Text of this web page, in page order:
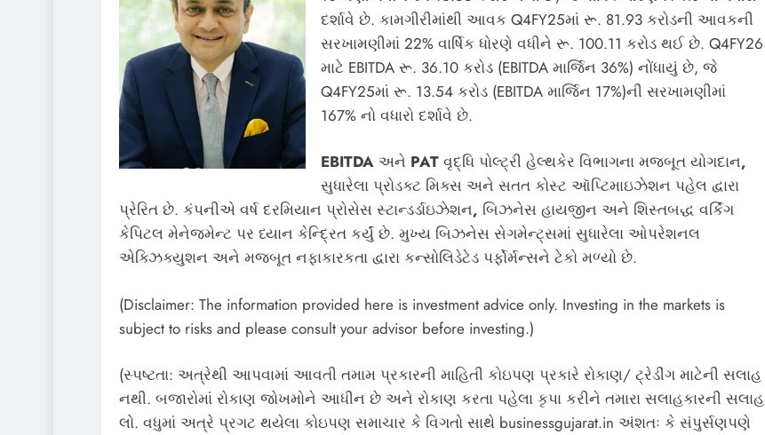
દર્શાવે છે. કામગીરીમાંથી આવક Q4FY25માં રૂ. 81.93 કરોડની આવકની
સરખામણીમાં 22% વાર્ષિક ધોરણે વધીને રૂ. 100.11 કરોડ થઈ છે. Q4FY26
માટે EBITDA રૂ. 36.10 કરોડ (EBITDA માર્જિન 36%) નોંધાયું છે, જે
Q4FY25માં રૂ. 13.54 કરોડ (EBITDA માર્જિન 17%)ની સરખામણીમાં
167% નો વધારો દર્શાવે છે.
EBITDA અને PAT વૃદ્ધિ પોલ્ટ્રી હેલ્થકેર વિભાગના મજબૂત યોગદાન,
સુધારેલા પ્રોડક્ટ મિક્સ અને સતત કોસ્ટ ઑપ્ટિમાઇઝેશન પહેલ દ્વારા
પ્રેરિત છે. કંપનીએ વર્ષ દરમિયાન પ્રોસેસ સ્ટાન્ડર્ડાઇઝેશન, બિઝનેસ હાયજીન અને શિસ્તબદ્ધ વર્કિંગ
કેપિટલ મેનેજમેન્ટ પર ધ્યાન કેન્દ્રિત કર્યું છે. મુખ્ય બિઝનેસ સેગમેન્ટ્સમાં સુધારેલા ઓપરેશનલ
એક્ઝિક્યુશન અને મજબૂત નફાકારકતા દ્વારા કન્સોલિડેટેડ પર્ફોર્મન્સને ટેકો મળ્યો છે.
(Disclaimer: The information provided here is investment advice only. Investing in the markets is
subject to risks and please consult your advisor before investing.)
(સ્પષ્ટતા: અત્રેથી આપવામાં આવતી તમામ પ્રકારની માહિતી કોઇપણ પ્રકારે રોકાણ/ ટ્રેડીંગ માટેની સલાહ
નથી. બજારોમાં રોકાણ જોખમોને આધીન છે અને રોકાણ કરતા પહેલા કૃપા કરીને તમારા સલાહકારની સલાહ
લો. વધુમાં અત્રે પ્રગટ થયેલા કોઇપણ સમાચાર કે વિગતો સાથે businessgujarat.in અંશતઃ કે સંપુર્સણપણે